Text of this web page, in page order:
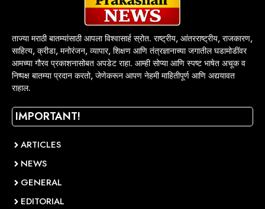
ताज्या मराठी बातम्यांसाठी आपला विश्वासार्ह स्रोत. राष्ट्रीय, आंतरराष्ट्रीय, राजकारण,
साहित्य, क्रीडा, मनोरंजन, व्यापार, शिक्षण आणि तंत्रज्ञानाच्या जगातील घडामोडींवर
आमच्या गौरव प्रकाशनासोबत अपडेट राहा. आम्ही सोप्या आणि स्पष्ट भाषेत अचूक व
निष्पक्ष बातम्या प्रदान करतो, जेणेकरून आपण नेहमी माहितीपूर्ण आणि अद्ययावत
राहाल.
IMPORTANT!
ARTICLES
NEWS
GENERAL
EDITORIAL